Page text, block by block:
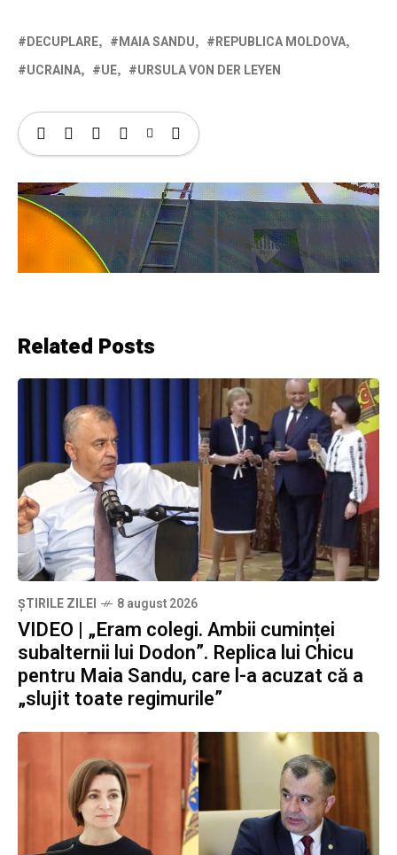
DECUPLARE MAIA SANDU
REPUBLICA MOLDOVA
UCRAINA
UE URSULA VON DER LEYEN
Related Posts
ȘTIRILE ZILEI 8 august 2026
VIDEO | „Eram colegi. Ambii cuminței
subalternii lui Dodon”. Replica lui Chicu
pentru Maia Sandu, care l-a acuzat că a
„slujit toate regimurile”